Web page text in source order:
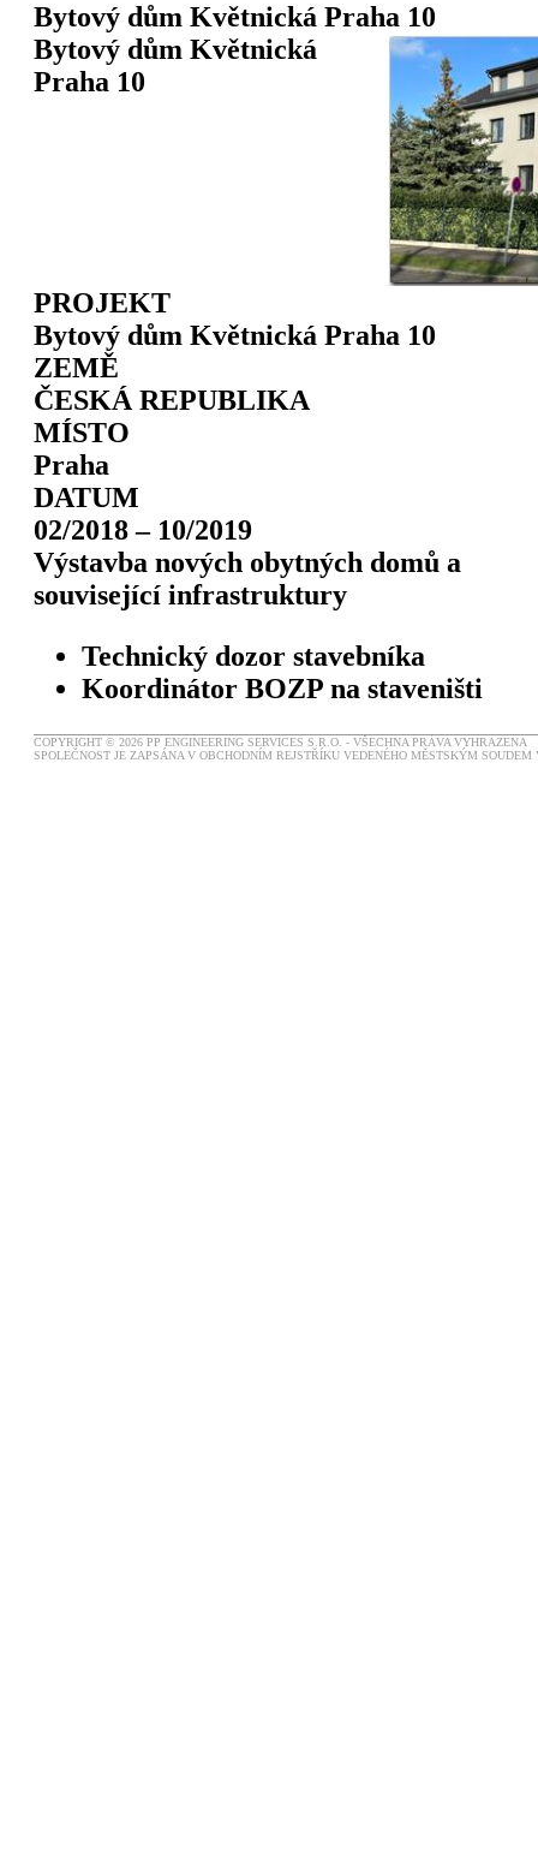
Bytový dům Květnická Praha 10
Bytový dům Květnická
Praha 10
PROJEKT
Bytový dům Květnická Praha 10
ZEMĚ
ČESKÁ REPUBLIKA
MÍSTO
Praha
DATUM
02/2018 – 10/2019
Výstavba nových obytných domů a
související infrastruktury
Technický dozor stavebníka
Koordinátor BOZP na staveništi
COPYRIGHT © 2026 PP ENGINEERING SERVICES S.R.O. - VŠECHNA PRÁVA VYHRAZENA
SPOLEČNOST JE ZAPSÁNA V OBCHODNÍM REJSTŘÍKU VEDENÉHO MĚSTSKÝM